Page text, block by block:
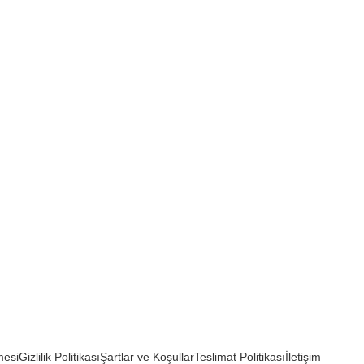
Gizlilik PolitikasıŞartlar ve KoşullarTeslimat Politikasıİletişim